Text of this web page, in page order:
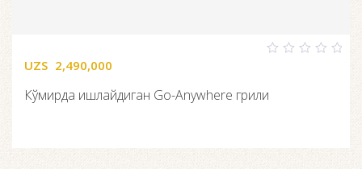
5
UZS 2,490,000
Кўмирда ишлайдиган Go-Anywhere грили